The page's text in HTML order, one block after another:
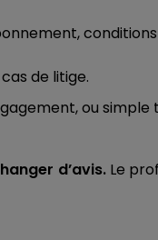
de litige.
ou simple
d’avis.Le